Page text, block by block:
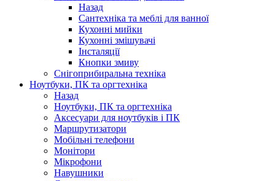
Назад
Сантехніка та меблі для ванної
Кухонні мийки
Кухонні змішувачі
Інсталяції
Кнопки змиву
Снігоприбиральна техніка
Ноутбуки, ПК та оргтехніка
Назад
Ноутбуки, ПК та оргтехніка
Аксесуари для ноутбуків і ПК
Маршрутизатори
Мобільні телефони
Монітори
Мікрофони
Навушники